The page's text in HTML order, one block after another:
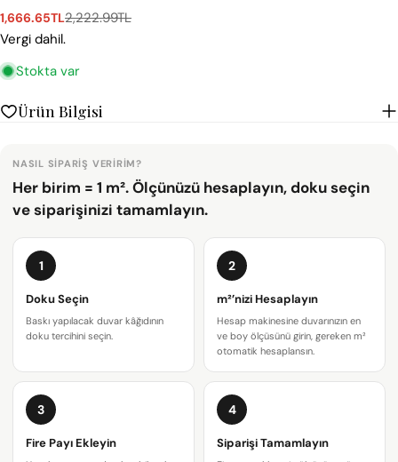
Satış
ücreti
1,666.65TL
Normal
fiyat
2,222.99TL
Vergi dahil.
Stokta var
Ürün Bilgisi
NASIL SIPARIŞ VERIRIM?
Her birim = 1 m². Ölçünüzü hesaplayın, doku seçin
ve siparişinizi tamamlayın.
1
Doku Seçin
Baskı yapılacak duvar kâğıdının
doku tercihini seçin.
2
m²’nizi Hesaplayın
Hesap makinesine duvarınızın en
ve boy ölçüsünü girin, gereken m²
otomatik hesaplansın.
3
Fire Payı Ekleyin
4
Siparişi Tamamlayın
Bir soru sor